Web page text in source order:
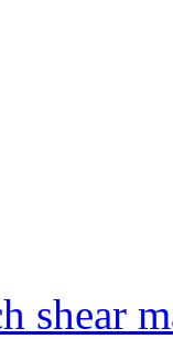
shear